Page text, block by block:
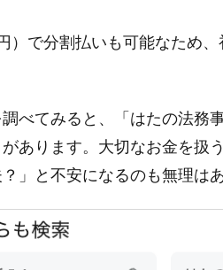
）で分割払いも可能なため
べてみると、「はたの法務
あります。大切なお金を扱
」と不安になるのも無理は